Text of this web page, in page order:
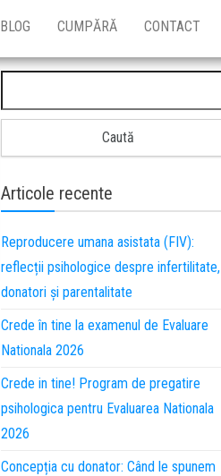
BLOG CUMPĂRĂ CONTACT
Articole recente
Reproducere umana asistata (FIV):
reflecții psihologice despre infertilitate,
donatori și parentalitate
Crede în tine la examenul de Evaluare
Nationala 2026
Crede in tine! Program de pregatire
psihologica pentru Evaluarea Nationala
2026
Concepția cu donator: Când le spunem